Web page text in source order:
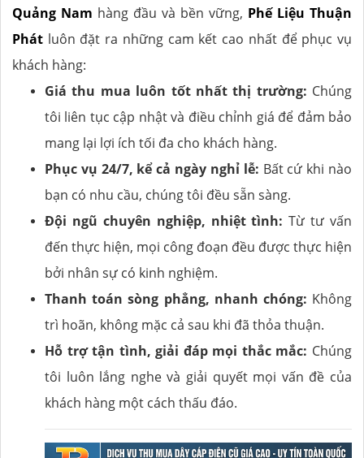
Quảng Nam hàng đầu và bền vững, Phế Liệu Thuận
Phát luôn đặt ra những cam kết cao nhất để phục vụ
khách hàng:
Giá thu mua luôn tốt nhất thị trường: Chúng
tôi liên tục cập nhật và điều chỉnh giá để đảm bảo
mang lại lợi ích tối đa cho khách hàng.
Phục vụ 24/7, kể cả ngày nghỉ lễ: Bất cứ khi nào
bạn có nhu cầu, chúng tôi đều sẵn sàng.
Đội ngũ chuyên nghiệp, nhiệt tình: Từ tư vấn
đến thực hiện, mọi công đoạn đều được thực hiện
bởi nhân sự có kinh nghiệm.
Thanh toán sòng phẳng, nhanh chóng: Không
trì hoãn, không mặc cả sau khi đã thỏa thuận.
Hỗ trợ tận tình, giải đáp mọi thắc mắc: Chúng
tôi luôn lắng nghe và giải quyết mọi vấn đề của
khách hàng một cách thấu đáo.